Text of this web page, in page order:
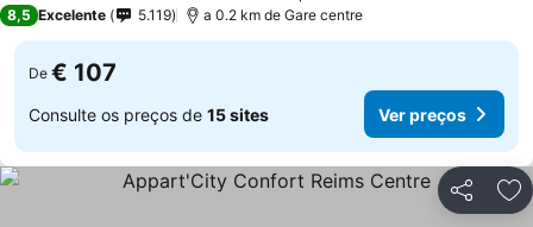
8,5 Excelente 5.119 a 0.2 km de Gare centre
De € 107
Consulte os preços de 15 sites Ver preços
Partilhar